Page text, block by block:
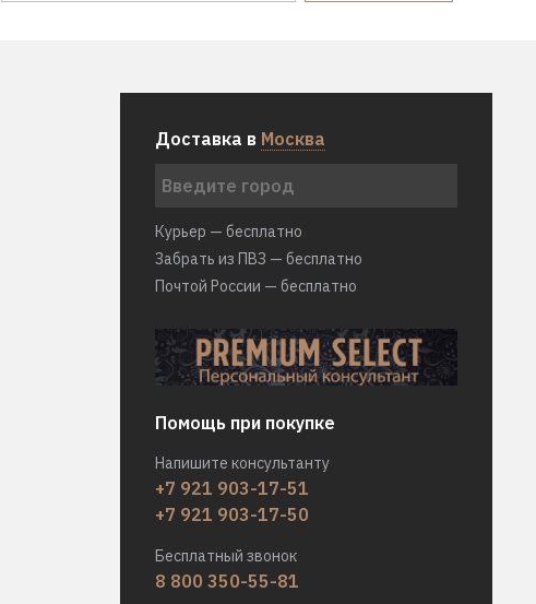
Доставка в Москва
Курьер — бесплатно
Забрать из ПВЗ — бесплатно
Почтой России — бесплатно
Помощь при покупке
Напишите консультанту
+7 921 903-17-51
+7 921 903-17-50
Бесплатный звонок
8 800 350-55-81